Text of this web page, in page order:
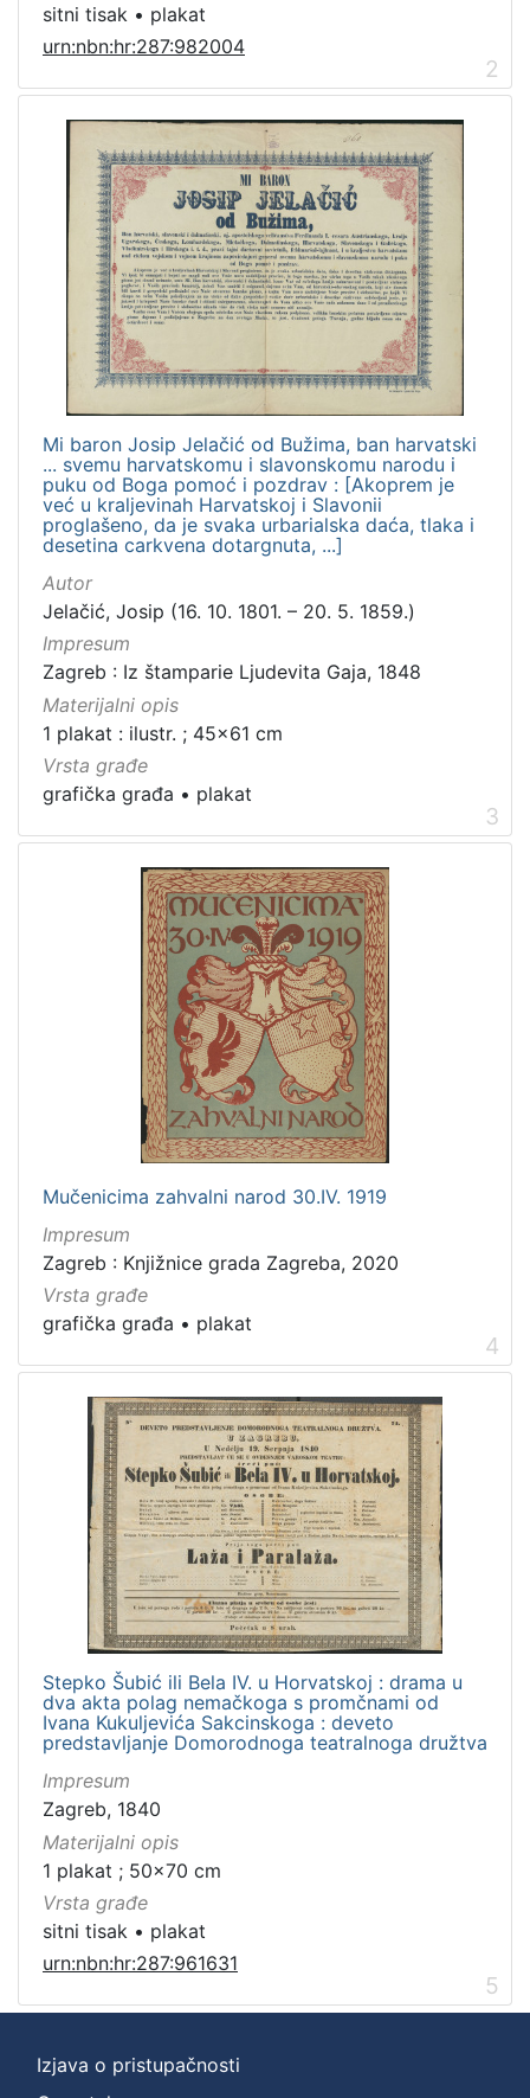
sitni tisak • plakat
urn:nbn:hr:287:982004
2
Mi baron Josip Jelačić od Bužima, ban harvatski
... svemu harvatskomu i slavonskomu narodu i
puku od Boga pomoć i pozdrav : [Akoprem je
već u kraljevinah Harvatskoj i Slavonii
proglašeno, da je svaka urbarialska daća, tlaka i
desetina carkvena dotargnuta, ...]
Autor
Jelačić, Josip (16. 10. 1801. – 20. 5. 1859.)
Impresum
Zagreb : Iz štamparie Ljudevita Gaja, 1848
Materijalni opis
1 plakat : ilustr. ; 45x61 cm
Vrsta građe
grafička građa • plakat
3
Mučenicima zahvalni narod 30.IV. 1919
Impresum
Zagreb : Knjižnice grada Zagreba, 2020
Vrsta građe
grafička građa • plakat
4
Stepko Šubić ili Bela IV. u Horvatskoj : drama u
dva akta polag nemačkoga s promčnami od
Ivana Kukuljevića Sakcinskoga : deveto
predstavljanje Domorodnoga teatralnoga družtva
Impresum
Zagreb, 1840
Materijalni opis
1 plakat ; 50x70 cm
Vrsta građe
sitni tisak • plakat
urn:nbn:hr:287:961631
5
Izjava o pristupačnosti